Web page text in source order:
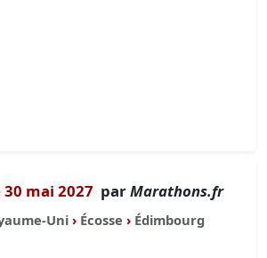
mai 2027 parMarathons.fr
Uni › Écosse › Édimbourg